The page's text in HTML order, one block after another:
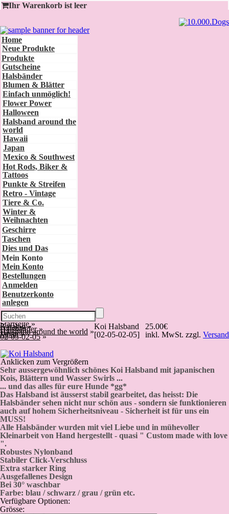
Ihr Warenkorb ist leer
Home
Neue Produkte
Produkte
Gutscheine
Halsbänder
Blumen & Blätter
Einfach unmöglich!
Flower Power
Halloween
Halsband around the
world
Hawaii
Japan
Mexico & Southwest
Hot Rods, Biker &
Tattoos
Punkte & Streifen
Retro - Vintage
Tiere & Co.
Winter &
Weihnachten
Geschirre
Taschen
Dies und Das
Mein Konto
Mein Konto
Bestellungen
Anmelden
Benutzerkonto
anlegen
Startseite »
Katalog »
Halsbänder »
Halsband around the world »
Japan »
02-05-02-05 »
25.00€
inkl. MwSt. zzgl. Versand
Koi Halsband
[02-05-02-05]
Anklicken zum Vergrößern
Sehr aussergewöhnlich schönes Koi Halsband mit japanischen
Kois, Blättern und Wasser Swirls ...
... und das alles für eure Hunde *gg*
Das Halsband ist äusserst stabil gearbeitet, das heisst: Die
Halsbänder sehen nicht nur schön aus - sondern sie funktionieren
auch auf hohem Sicherheitsniveau - Sicherheit ist für uns ein
MUSS!
Alle Halsbänder wurden mit viel Liebe und in mühevoller
Kleinarbeit von Hand hergestellt - quasi " Custom made with love
".
Robustes Nylonband
Stabiler Click-Verschluss
Extra starker Ring
Ausgefallenes Design
Bei 30° waschbar
Farbe: blau / schwarz / grau / grün etc.
Verfügbare Optionen:
Grösse: